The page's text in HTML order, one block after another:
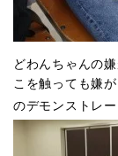
どわんちゃんの
こを触っても嫌
のデモンストレ